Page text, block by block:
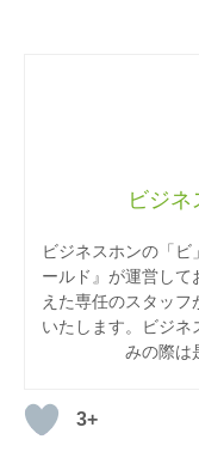
ビジ
ビジネスホンの「ビ
ールド』が運営し
えた専任のスタッ
いたします。ビジネ
みの際は
3+